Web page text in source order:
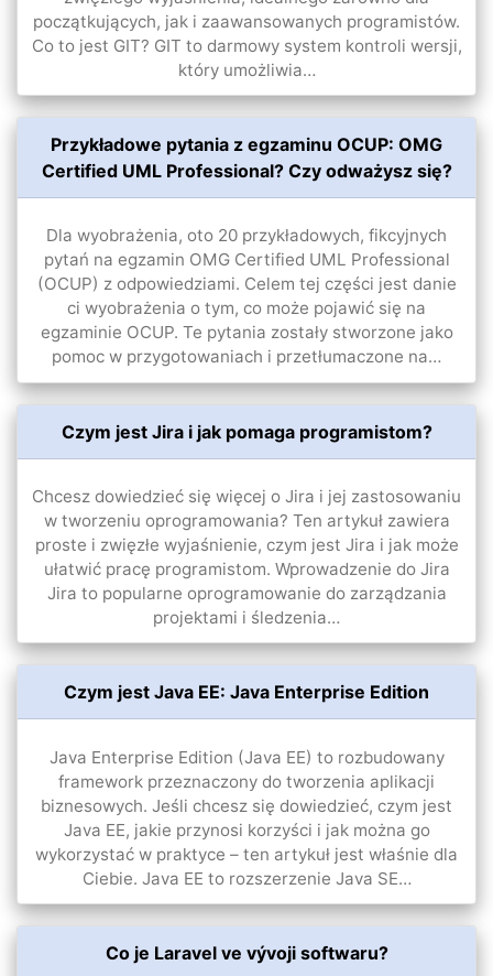
początkujących, jak i zaawansowanych programistów.
Co to jest GIT? GIT to darmowy system kontroli wersji,
który umożliwia…
Przykładowe pytania z egzaminu OCUP: OMG
Certified UML Professional? Czy odważysz się?
Dla wyobrażenia, oto 20 przykładowych, fikcyjnych
pytań na egzamin OMG Certified UML Professional
(OCUP) z odpowiedziami. Celem tej części jest danie
ci wyobrażenia o tym, co może pojawić się na
egzaminie OCUP. Te pytania zostały stworzone jako
pomoc w przygotowaniach i przetłumaczone na…
Czym jest Jira i jak pomaga programistom?
Chcesz dowiedzieć się więcej o Jira i jej zastosowaniu
w tworzeniu oprogramowania? Ten artykuł zawiera
proste i zwięzłe wyjaśnienie, czym jest Jira i jak może
ułatwić pracę programistom. Wprowadzenie do Jira
Jira to popularne oprogramowanie do zarządzania
projektami i śledzenia…
Czym jest Java EE: Java Enterprise Edition
Java Enterprise Edition (Java EE) to rozbudowany
framework przeznaczony do tworzenia aplikacji
biznesowych. Jeśli chcesz się dowiedzieć, czym jest
Java EE, jakie przynosi korzyści i jak można go
wykorzystać w praktyce – ten artykuł jest właśnie dla
Ciebie. Java EE to rozszerzenie Java SE…
Co je Laravel ve vývoji softwaru?